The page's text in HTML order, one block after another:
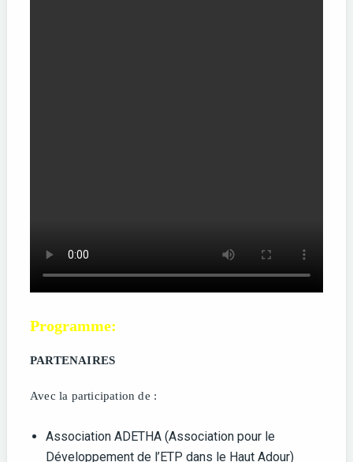
Programme:
PARTENAIRES
Avec la participation de :
Association ADETHA (Association pour le
Développement de l’ETP dans le Haut Adour)